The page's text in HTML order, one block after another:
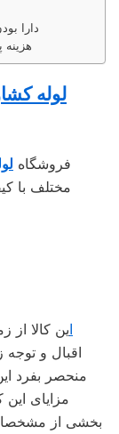
9- دارا
10 –
لوله
فروشگاه
این کالا از
اقبال و توجه
منحصر بفرد
مزایای این
بخشی از